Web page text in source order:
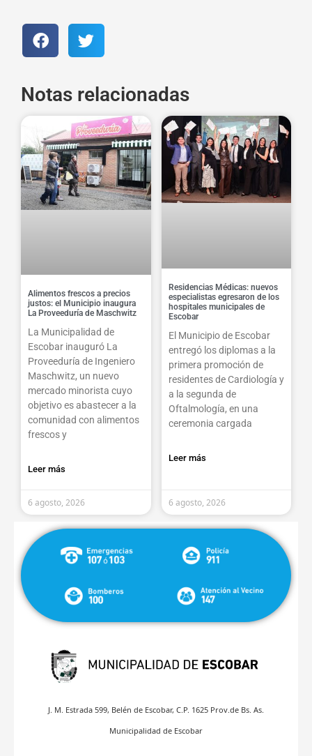
Notas relacionadas
Alimentos frescos a precios
justos: el Municipio inaugura
La Proveeduría de Maschwitz
La Municipalidad de
Escobar inauguró La
Proveeduría de Ingeniero
Maschwitz, un nuevo
mercado minorista cuyo
objetivo es abastecer a la
comunidad con alimentos
frescos y
Leer más
6 agosto, 2026
Residencias Médicas: nuevos
especialistas egresaron de los
hospitales municipales de
Escobar
El Municipio de Escobar
entregó los diplomas a la
primera promoción de
residentes de Cardiología y
a la segunda de
Oftalmología, en una
ceremonia cargada
Leer más
6 agosto, 2026
J. M. Estrada 599, Belén de Escobar, C.P. 1625 Prov.de Bs. As.
Municipalidad de Escobar